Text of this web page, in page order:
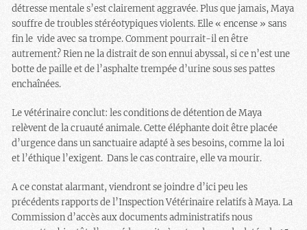
détresse mentale s’est clairement aggravée. Plus que jamais, Maya
souffre de troubles stéréotypiques violents. Elle « encense » sans
fin le vide avec sa trompe. Comment pourrait-il en être
autrement? Rien ne la distrait de son ennui abyssal, si ce n’est une
botte de paille et de l’asphalte trempée d’urine sous ses pattes
enchaînées.
Le vétérinaire conclut: les conditions de détention de Maya
relèvent de la cruauté animale. Cette éléphante doit être placée
d’urgence dans un sanctuaire adapté à ses besoins, comme la loi
et l’éthique l’exigent. Dans le cas contraire, elle va mourir.
A ce constat alarmant, viendront se joindre d’ici peu les
précédents rapports de l’Inspection Vétérinaire relatifs à Maya. La
Commission d’accès aux documents administratifs nous